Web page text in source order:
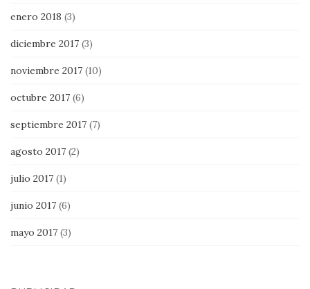
enero 2018 (3)
diciembre 2017 (3)
noviembre 2017 (10)
octubre 2017 (6)
septiembre 2017 (7)
agosto 2017 (2)
julio 2017 (1)
junio 2017 (6)
mayo 2017 (3)